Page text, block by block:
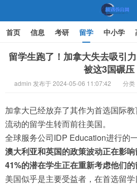
机遇教育网
首页 信息 考研 留学 中小学
文化 家庭教育
留学生跑了！加拿大失去吸引
被这3国碾压
admin 发布于 2024-05-06 11:07:42 分类
加拿大已经放弃了其作为首选国际
流动的留学生转而前往美国。
全球服务公司IDP Education进行的
澳大利亚和英国的政策波动正在影响
41%的潜在学生正在重新考虑他们的
美国似乎是主要受益者，在首选留